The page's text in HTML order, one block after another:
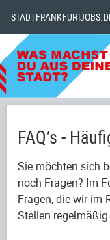
FAQ’s -
Sie möchten sich
noch Fragen? Im
Fragen, die wir im
Stellen